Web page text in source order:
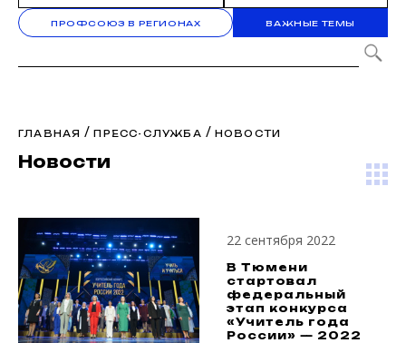
ПРОФСОЮЗ В РЕГИОНАХ ВАЖНЫЕ ТЕМЫ
ГЛАВНАЯ /ПРЕСС-СЛУЖБА / НОВОСТИ
Новости
22 сентября 2022
В Тюмени
стартовал
федеральный
этап конкурса
«Учитель года
России» — 2022